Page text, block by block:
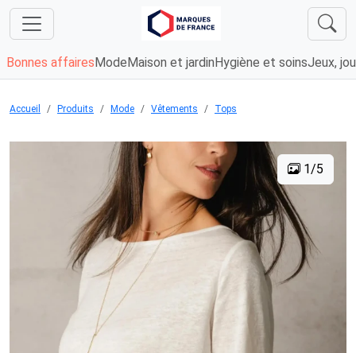
Bonnes affaires Mode Maison et jardin Hygiène et soinsJeux,
Accueil Produits Mode Vêtements Tops
1/5